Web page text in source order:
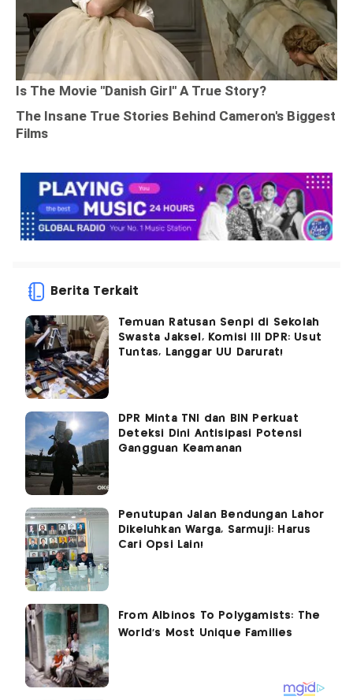
Berita Terkait
Temuan Ratusan Senpi di Sekolah
Swasta Jaksel, Komisi III DPR: Usut
Tuntas, Langgar UU Darurat!
DPR Minta TNI dan BIN Perkuat
Deteksi Dini Antisipasi Potensi
Gangguan Keamanan
Penutupan Jalan Bendungan Lahor
Dikeluhkan Warga, Sarmuji: Harus
Cari Opsi Lain!